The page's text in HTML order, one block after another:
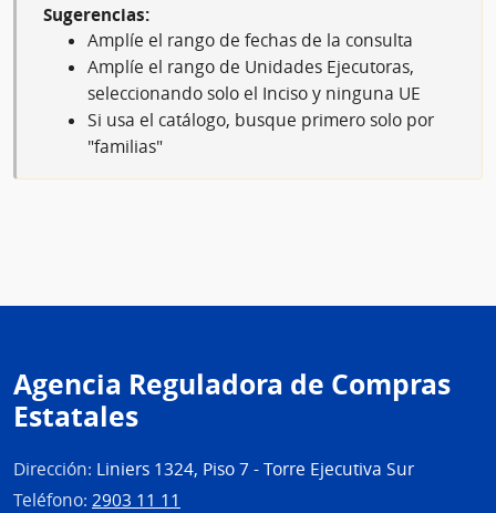
Sugerencias:
Amplíe el rango de fechas de la consulta
Amplíe el rango de Unidades Ejecutoras,
seleccionando solo el Inciso y ninguna UE
Si usa el catálogo, busque primero solo por
"familias"
Agencia Reguladora de Compras
Estatales
Dirección: Liniers 1324, Piso 7 - Torre Ejecutiva Sur
Teléfono: 2903 11 11